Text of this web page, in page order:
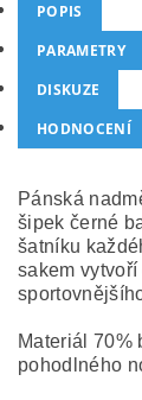
POPIS
PARAMETRY
DISKUZE
HODNOCENÍ
Pánská
šipek černé
šatníku
sakem
Materiál 70%
pohodlného